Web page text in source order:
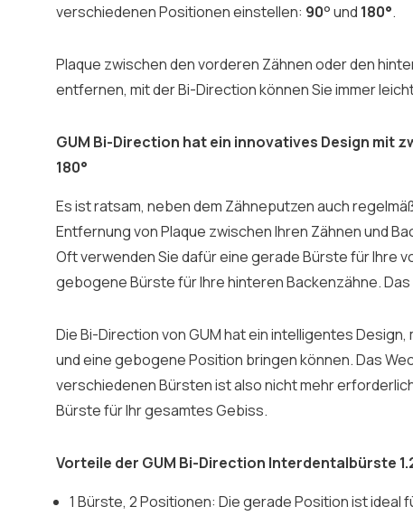
verschiedenen Positionen einstellen: 90° und 180°.
Plaque zwischen den vorderen Zähnen oder den
entfernen, mit der Bi-Direction können Sie immer
GUM Bi-Direction hat ein innovatives Design mit
180°
Es ist ratsam, neben dem Zähneputzen auch
Entfernung von Plaque zwischen Ihren Zähnen und
Oft verwenden Sie dafür eine gerade Bürste für Ihre
gebogene Bürste für Ihre hinteren Backenzähne.
Die Bi-Direction von GUM hat ein intelligentes Design,
und eine gebogene Position bringen können. Das
verschiedenen Bürsten ist also nicht mehr
Bürste für Ihr gesamtes Gebiss.
Vorteile der GUM Bi-Direction Interdentalbürste
1 Bürste, 2 Positionen: Die gerade Position ist ideal